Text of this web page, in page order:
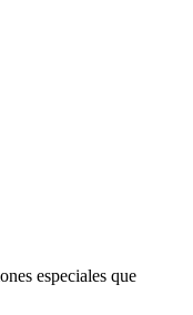
especiales que